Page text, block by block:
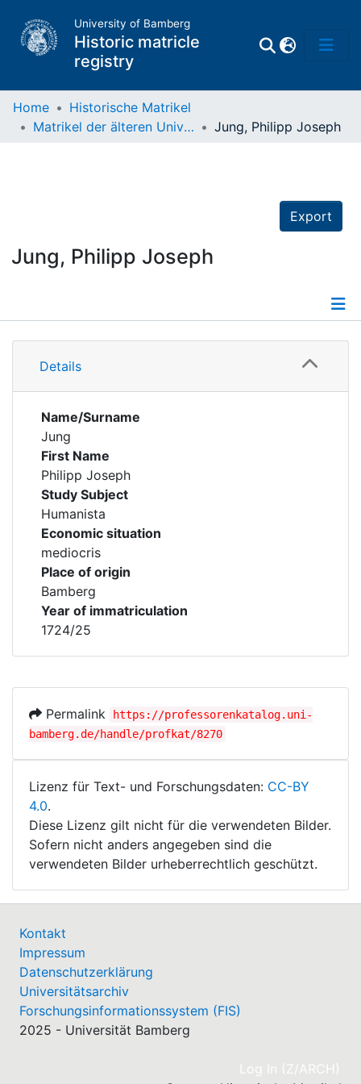
University of Bamberg
Historic matricle
registry
Home
Historische Matrikel
Matrikel der älteren Universität
Jung, Philipp Joseph
Export
Jung, Philipp Joseph
Details
Details
Name/Surname
Jung
First Name
Philipp Joseph
Study Subject
Humanista
Economic situation
mediocris
Place of origin
Bamberg
Year of immatriculation
1724/25
Permalink
https://professorenkatalog.uni-
bamberg.de/handle/profkat/8270
Lizenz für Text- und Forschungsdaten: CC-BY
4.0.
Diese Lizenz gilt nicht für die verwendeten Bilder.
Sofern nicht anders angegeben sind die
verwendeten Bilder urheberrechtlich geschützt.
Kontakt
Impressum
Datenschutzerklärung
Universitätsarchiv
Forschungsinformationssystem (FIS)
2025 - Universität Bamberg
Log In (Z/ARCH)